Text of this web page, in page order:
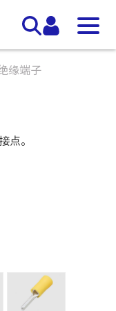
缘端子
点。